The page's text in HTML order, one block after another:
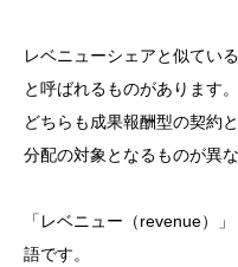
レベニューシェアと似てい
と呼ばれるものがあります。
どちらも成果報酬型の契約
分配の対象となるものが異な
「レベニュー（revenue）」
語です。